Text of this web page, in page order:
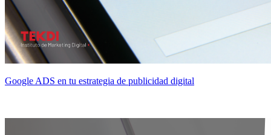
Google ADS en tu estrategia de publicidad digital